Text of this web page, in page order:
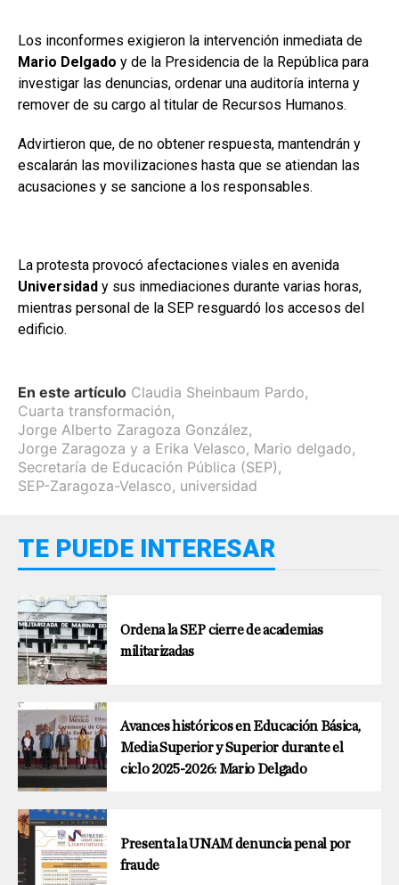
Los inconformes exigieron la intervención inmediata de
Mario Delgado y de la Presidencia de la República para
investigar las denuncias, ordenar una auditoría interna y
remover de su cargo al titular de Recursos Humanos.
Advirtieron que, de no obtener respuesta, mantendrán y
escalarán las movilizaciones hasta que se atiendan las
acusaciones y se sancione a los responsables.
La protesta provocó afectaciones viales en avenida
Universidad y sus inmediaciones durante varias horas,
mientras personal de la SEP resguardó los accesos del
edificio.
En este artículo Claudia Sheinbaum Pardo,
Cuarta transformación,
Jorge Alberto Zaragoza González,
Jorge Zaragoza y a Erika Velasco, Mario delgado,
Secretaría de Educación Pública (SEP) ,
SEP-Zaragoza-Velasco, universidad
TE PUEDE INTERESAR
Ordena la SEP cierre de academias
militarizadas
Avances históricos en Educación Básica,
Media Superior y Superior durante el
ciclo 2025-2026: Mario Delgado
Presenta la UNAM denuncia penal por
fraude